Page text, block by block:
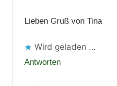
Lieben Gruß von Tina
Wird geladen …
Antworten